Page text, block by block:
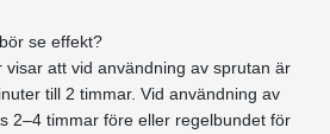
se effekt?
visar att vid användning av sprutan är
till 2 timmar. Vid användning av
2–4 timmar före eller regelbundet för